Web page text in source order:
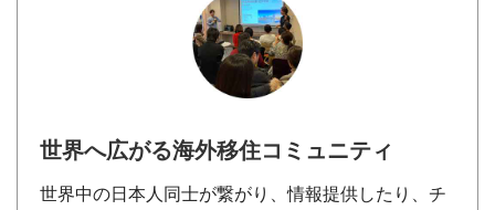
世界へ広がる海外移住コミュニティ
世界中の日本人同士が繋がり、情報提供したり、チ